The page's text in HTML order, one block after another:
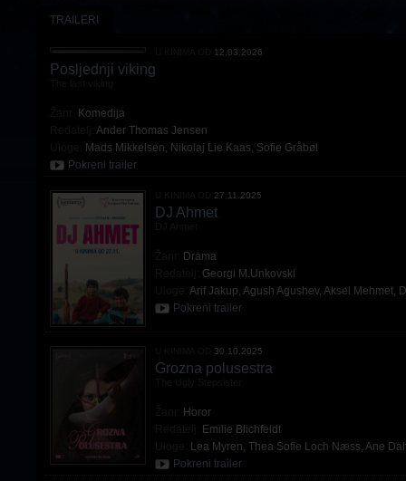
TRAILERI
12.03.2026
Posljednji viking
Komedija
Ander Thomas Jensen
Mads Mikkelsen, Nikolaj Lie Kaas, Sofie Gråbøl
Pokreni trailer
27.11.2025
DJ Ahmet
Drama
Georgi M.Unkovski
Arif Jakup, Agush Agushev, Aksel Mehmet,
Pokreni trailer
30.10.2025
Grozna polusestra
Horor
Emilie Blichfeldt
Lea Myren, Thea Sofie Loch Næss, Ane
Pokreni trailer